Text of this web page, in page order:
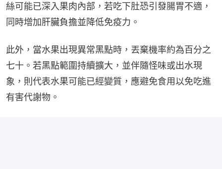
絲可能已深入果肉內部，若吃下肚恐引發腸胃不適，
同時增加肝臟負擔並降低免疫力。
此外，當水果出現異常黑點時，丟棄機率約為百分之
七十。若黑點範圍持續擴大，並伴隨怪味或出水現
象，則代表水果可能已經變質，應避免食用以免吃進
有害代謝物。